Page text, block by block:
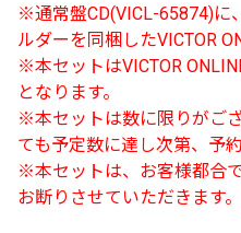
※通常盤CD(VICL-65874)に
ルダーを同梱したVICTOR
※本セットはVICTOR
となります。
※本セットは数に限りがご
ても予定数に達し次第、予
※本セットは、お客様都合
お断りさせていただきます。